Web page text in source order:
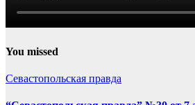
You missed
Севастопольская правда